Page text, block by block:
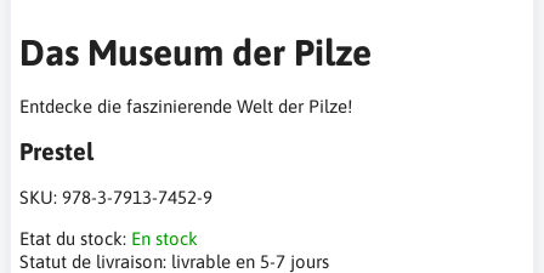
Das Museum der Pilze
Entdecke die faszinierende Welt der Pilze!
Prestel
SKU: 978-3-7913-7452-9
Etat du stock: En stock
Statut de livraison: livrable en 5-7 jours